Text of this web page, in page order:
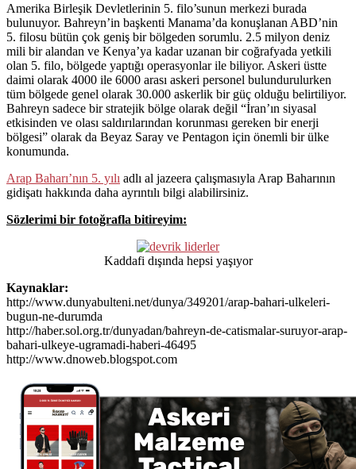
Amerika Birleşik Devletlerinin 5. filo’sunun merkezi burada
bulunuyor. Bahreyn’in başkenti Manama’da konuşlanan ABD’nin
5. filosu bütün çok geniş bir bölgeden sorumlu. 2.5 milyon deniz
mili bir alandan ve Kenya’ya kadar uzanan bir coğrafyada yetkili
olan 5. filo, bölgede yaptığı operasyonlar ile biliyor. Askeri üstte
daimi olarak 4000 ile 6000 arası askeri personel bulundurulurken
tüm bölgede genel olarak 30.000 askerlik bir güç olduğu belirtiliyor.
Bahreyn sadece bir stratejik bölge olarak değil “İran’ın siyasal
etkisinden ve olası saldırılarından korunması gereken bir enerji
bölgesi” olarak da Beyaz Saray ve Pentagon için önemli bir ülke
konumunda.
Arap Baharı’nın 5. yılı adlı al jazeera çalışmasıyla Arap Baharının
gidişatı hakkında daha ayrıntılı bilgi alabilirsiniz.
Sözlerimi bir fotoğrafla bitireyim:
Kaddafi dışında hepsi yaşıyor
Kaynaklar:
http://www.dunyabulteni.net/dunya/349201/arap-bahari-ulkeleri-
bugun-ne-durumda
http://haber.sol.org.tr/dunyadan/bahreyn-de-catismalar-suruyor-arap-
bahari-ulkeye-ugramadi-haberi-46495
http://www.dnoweb.blogspot.com